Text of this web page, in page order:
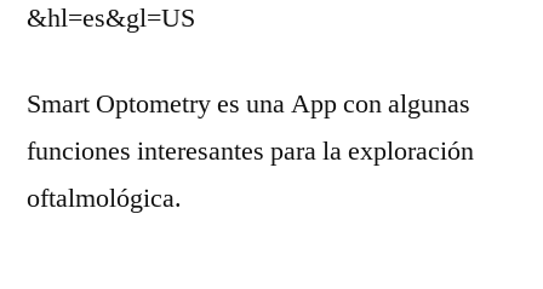
&hl=es&gl=US
Smart Optometry es una App con algunas
funciones interesantes para la exploración
oftalmológica.